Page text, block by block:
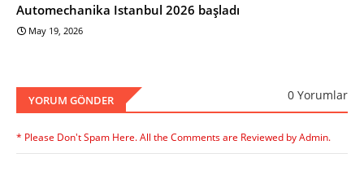
Automechanika Istanbul 2026 başladı
May 19, 2026
YORUM GÖNDER 0 Yorumlar
* Please Don't Spam Here. All the Comments are Reviewed by Admin.